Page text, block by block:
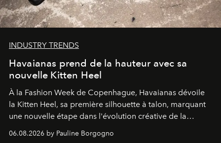
INDUSTRY TRENDS
Havaianas prend de la hauteur avec sa
nouvelle Kitten Heel
À la Fashion Week de Copenhague, Havaianas dévoile
la Kitten Heel, sa première silhouette à talon, marquant
une nouvelle étape dans l'évolution créative de la
06.08.2026 by Pauline Borgogno